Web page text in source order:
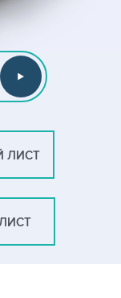
ЛИСТ